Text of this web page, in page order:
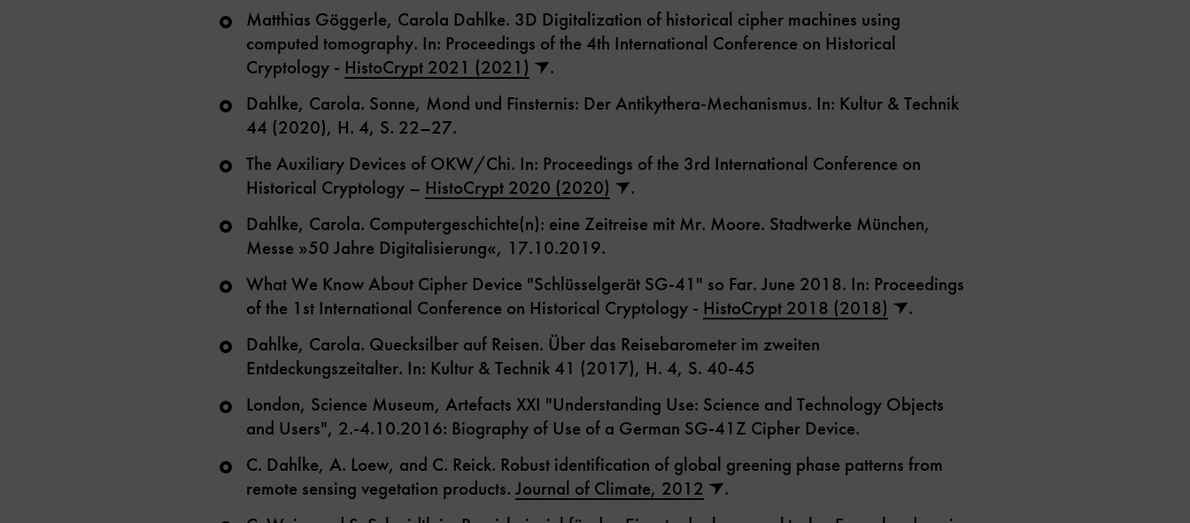
Matthias Göggerle, Carola Dahlke. 3D Digitalization of historical cipher machines using
computed tomography. In: Proceedings of the 4th International Conference on Historical
Cryptology - HistoCrypt 2021 (2021)
.
Dahlke, Carola. Sonne, Mond und Finsternis: Der Antikythera-Mechanismus. In: Kultur & Technik
44 (2020), H. 4, S. 22–27.
The Auxiliary Devices of OKW/Chi. In: Proceedings of the 3rd International Conference on
Historical Cryptology – HistoCrypt 2020 (2020)
.
Dahlke, Carola. Computergeschichte(n): eine Zeitreise mit Mr. Moore. Stadtwerke München,
Messe »50 Jahre Digitalisierung«, 17.10.2019.
What We Know About Cipher Device "Schlüsselgerät SG-41" so Far. June 2018. In: Proceedings
of the 1st International Conference on Historical Cryptology - HistoCrypt 2018 (2018)
.
Dahlke, Carola. Quecksilber auf Reisen. Über das Reisebarometer im zweiten
Entdeckungszeitalter. In: Kultur & Technik 41 (2017), H. 4, S. 40-45
London, Science Museum, Artefacts XXI "Understanding Use: Science and Technology Objects
and Users", 2.-4.10.2016: Biography of Use of a German SG-41Z Cipher Device.
C. Dahlke, A. Loew, and C. Reick. Robust identification of global greening phase patterns from
remote sensing vegetation products. Journal of Climate, 2012
.